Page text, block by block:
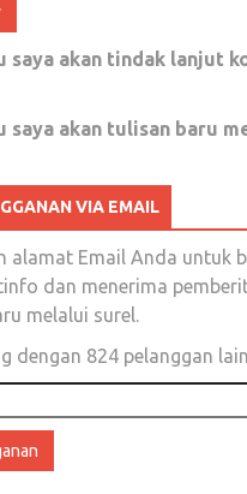
Palestine
18, 2017 0
Abdul Somad
26, 2017 0
terlalu singkat,
yang
saya akan tindak lanjut
saya akan tulisan baru
VIA EMAIL
alamat Email Anda untuk
dan menerima
melalui surel.
dengan 824 pelanggan lain